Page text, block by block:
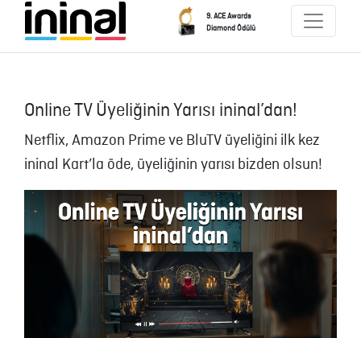
9. ACE Awards
Diamond Ödülü
Online TV Üyeliğinin Yarısı ininal’dan!
Netflix, Amazon Prime ve BluTV üyeliğini ilk kez
ininal Kart’la öde, üyeliğinin yarısı bizden olsun!